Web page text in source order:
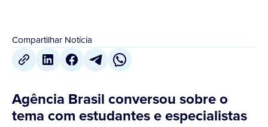
Compartilhar Notícia
Agência Brasil conversou sobre o
tema com estudantes e especialistas